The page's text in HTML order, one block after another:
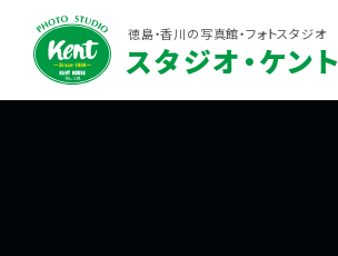
徳島・香川の写真館・フォトスタジオ
スタジオ・ケント